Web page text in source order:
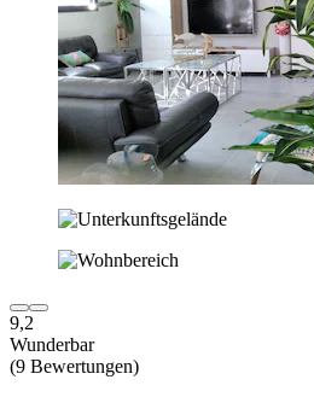
9,2
Wunderbar
(9 Bewertungen)